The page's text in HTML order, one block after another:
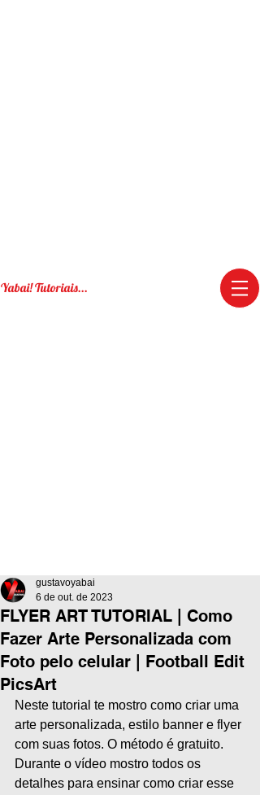
Yabai! Tutoriais...
FLYER ART TUTORIAL | Como
Fazer Arte Personalizada com
Foto pelo celular | Football Edit
PicsArt
gustavoyabai
6 de out. de 2023
Neste tutorial te mostro como criar uma
arte personalizada, estilo banner e flyer
com suas fotos. O método é gratuito.
Durante o vídeo mostro todos os
detalhes para ensinar como criar esse